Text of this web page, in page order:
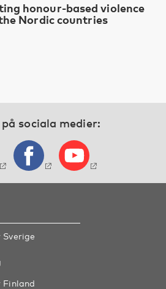
honour-based violence
Nordic countries
sociala medier:
Finland